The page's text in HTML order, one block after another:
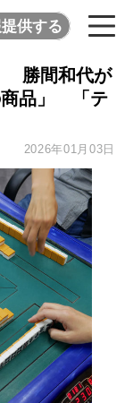
供する
勝間和代が
商品」 「テ
2026年01月03日